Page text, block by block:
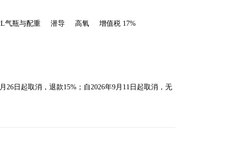
气瓶与配重 潜导 高氧
增值税 17%
26日起取消，退款15%；自2026年9月11日起取消，无